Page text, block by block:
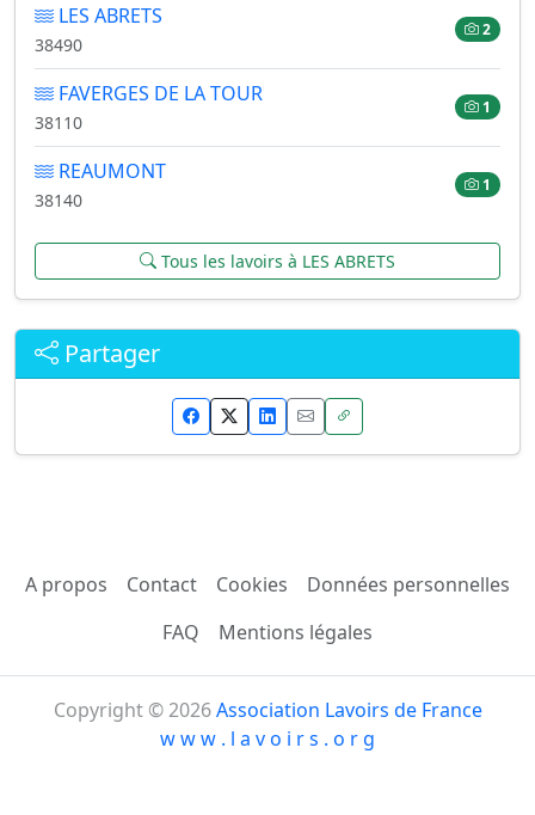
LES ABRETS
38490
2
FAVERGES DE LA TOUR
38110
1
REAUMONT
38140
1
Tous les lavoirs à LES ABRETS
Partager
A propos Contact Cookies
Données personnelles
FAQ
Mentions légales
Copyright © 2026Association Lavoirs de France
w w w . l a v o i r s . o r g